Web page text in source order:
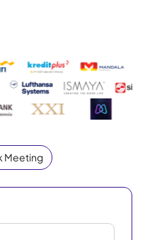
Meeting